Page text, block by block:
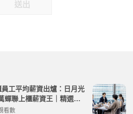
送出
工平均薪資出爐：日月光
蟬聯上櫃薪資王｜精選工
看數